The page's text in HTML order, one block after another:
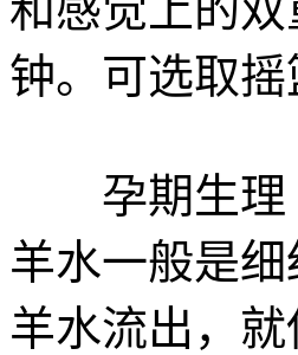
钟。可选取
孕期生理
羊水一般是
羊水流出，